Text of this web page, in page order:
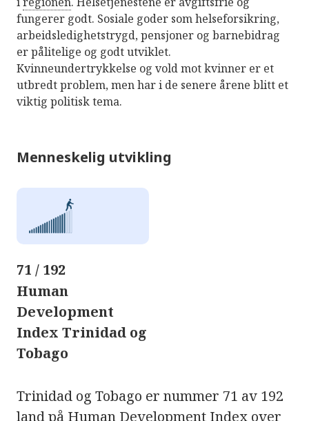
fungerer godt. Sosiale goder som helseforsikring,
arbeidsledighetstrygd, pensjoner og barnebidrag
er pålitelige og godt utviklet.
Kvinneundertrykkelse og vold mot kvinner er et
utbredt problem, men har i de senere årene blitt et
viktig politisk tema.
Menneskelig utvikling
71 / 192
Human
Development
Index Trinidad og
Tobago
Trinidad og Tobago er nummer 71 av 192
land på Human Development Index over